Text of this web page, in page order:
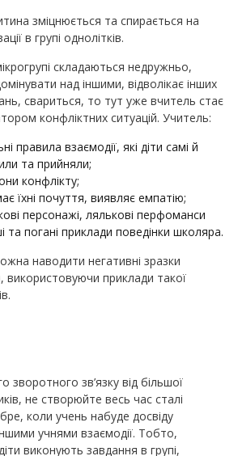
зміцнюється та спирається на
в групі однолітків.
складаються недружньо,
над іншими, відволікає інших
свариться, то тут уже вчитель стає
конфліктних ситуацій. Учитель:
правила взаємодії, які діти самі й
та прийняли;
конфлікту;
їхні почуття, виявляє емпатію;
персонажі, лялькові перфоманси
та погані приклади поведінки школяра.
наводити негативні зразки
використовуючи приклади такої
зв’язку від більшої
не створюйте весь час сталі
коли учень набуде досвіду
учнями взаємодії. Тобто,
виконують завдання в групі,